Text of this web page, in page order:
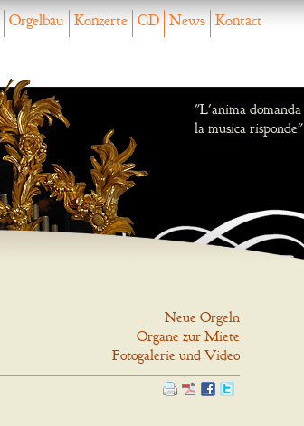
Orgelbau Konzerte CD News Kontact
"L'anima domanda
la musica risponde"
Neue Orgeln
Organe zur Miete
Fotogalerie und Video